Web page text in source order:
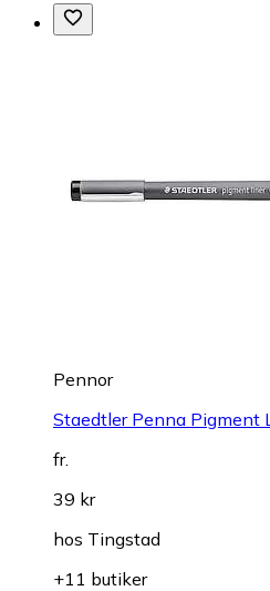
Pennor
Staedtler Penna Pigment
fr.
39 kr
hos Tingstad
+11 butiker